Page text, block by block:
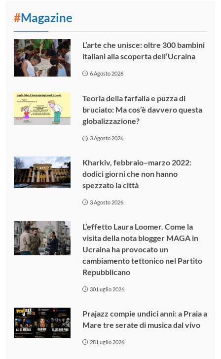
#Magazine
L’arte che unisce: oltre 300 bambini
italiani alla scoperta dell’Ucraina
6 Agosto 2026
Teoria della farfalla e puzza di
bruciato: Ma cos’è davvero questa
globalizzazione?
3 Agosto 2026
Kharkiv, febbraio–marzo 2022:
dodici giorni che non hanno
spezzato la città
3 Agosto 2026
L’effetto Laura Loomer. Come la
visita della nota blogger MAGA in
Ucraina ha provocato un
cambiamento tettonico nel Partito
Repubblicano
30 Luglio 2026
Prajazz compie undici anni: a Praia a
Mare tre serate di musica dal vivo
28 Luglio 2026